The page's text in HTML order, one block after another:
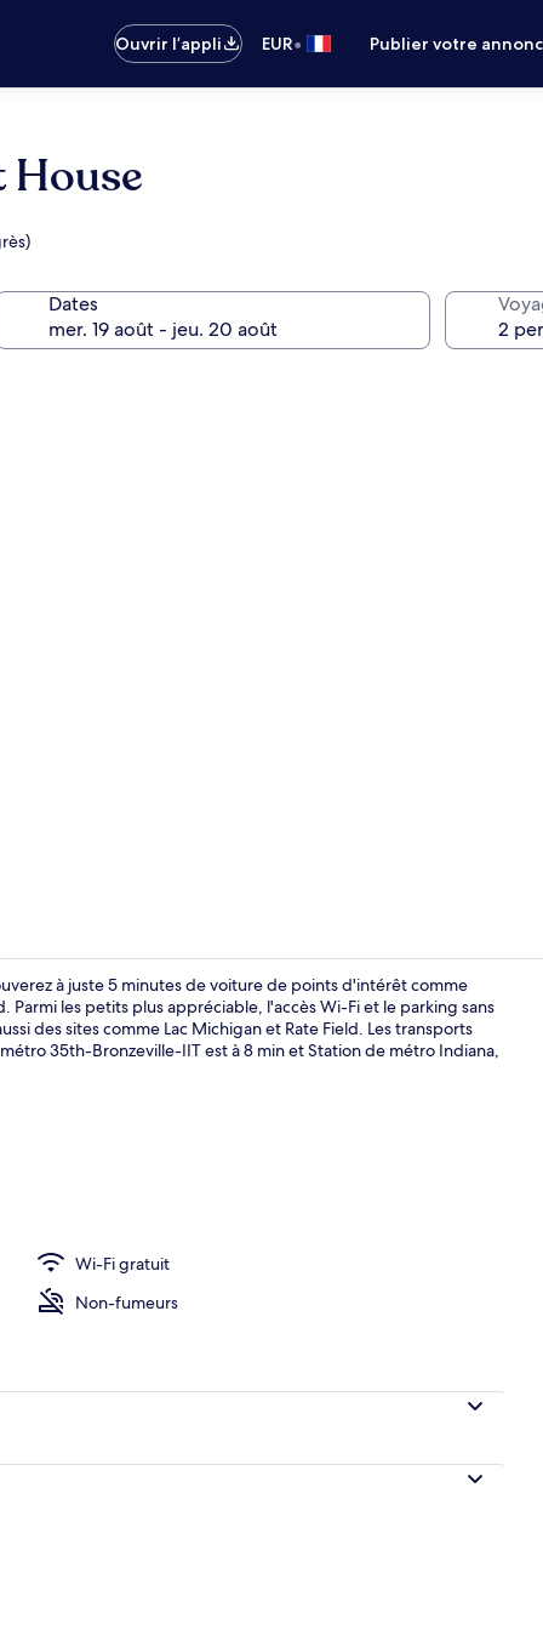
Ouvrir l’appli
EUR• Publier votre
House
Dates
Coin séjour
à juste 5 minutes de voiture de points d'intérêt comme
les petits plus appréciable, l'accès Wi-Fi et le parking sans
des sites comme Lac Michigan et Rate Field. Les transports
35th-Bronzeville-IIT est à 8 min et Station de métro Indiana,
Wi-Fi gratuit
Non-fumeurs